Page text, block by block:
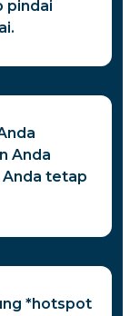
pindai
Anda
tetap
*hotspot